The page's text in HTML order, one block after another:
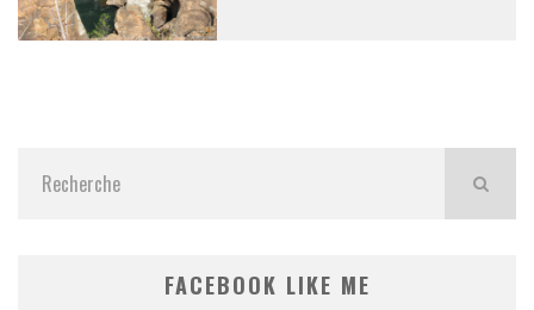
FACEBOOK LIKE ME